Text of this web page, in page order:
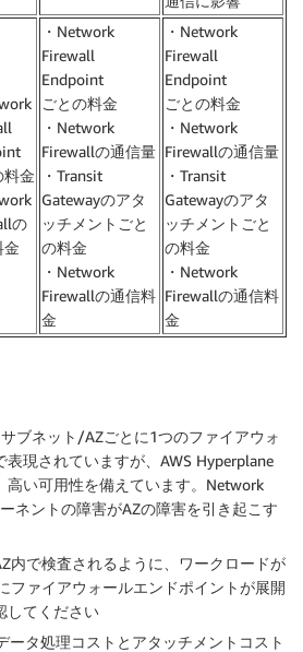
料金
の
金
・Network
Firewall
Endpoint
ごとの料金
・Network
Firewallの通信量
・Transit
Gatewayのアタ
ッチメントごと
の料金
・Network
Firewallの通信料
金
・Network
Firewall
Endpoint
ごとの料金
・Network
Firewallの通信量
・Transit
Gatewayのアタ
ッチメントごと
の料金
・Network
Firewallの通信料
金
ブネット/AZごとに1つのファイアウォ
表現されていますが、AWS Hyperplane
高い可用性を備えています。Network
ネントの障害がAZの障害を引き起こす
内で検査されるように、ワークロードが
ファイアウォールエンドポイントが展開
してください
ータ処理コストとアタッチメントコスト